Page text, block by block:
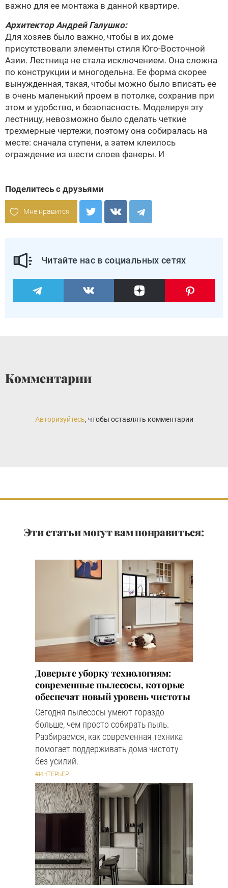
важно для ее монтажа в данной квартире.
АрхитекторАндрей Галушко:
Для хозяев было важно, чтобы в их доме
присутствовали элементы стиля Юго-Восточной
Азии. Лестница не стала исключением. Она сложна
по конструкции и многодельна. Ее форма скорее
вынужденная, такая, чтобы можно было вписать ее
в очень маленький проем в потолке, сохранив при
этом и удобство, и безопасность. Моделируя эту
лестницу, невозможно было сделать четкие
трехмерные чертежи, поэтому она собиралась на
месте: сначала ступени, а затем клеилось
ограждение из шести слоев фанеры. И
Поделитесь с друзьями
Мне нравится
Читайте нас в социальных сетях
Комментарии
Авторизуйтесь, чтобы оставлять комментарии
Эти статьи могут вам понравиться:
Доверьте уборку технологиям:
современные пылесосы, которые
обеспечат новый уровень чистоты
Сегодня пылесосы умеют гораздо
больше, чем просто собирать пыль.
Разбираемся, как современная техника
помогает поддерживать дома чистоту
без усилий.
#ИНТЕРЬЕР